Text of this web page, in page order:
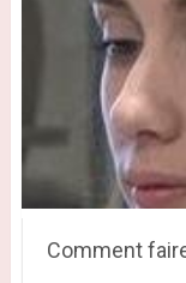
Comment